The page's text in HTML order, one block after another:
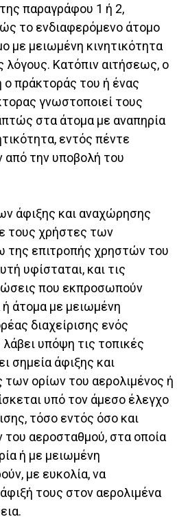
παραγράφου 1 ή 2,
το ενδιαφερόμενο άτομο
με μειωμένη κινητικότητα
λόγους. Κατόπιν αιτήσεως, ο
πράκτοράς του ή ένας
γνωστοποιεί τους
στα άτομα με αναπηρία
εντός πέντε
την υποβολή του
άφιξης και αναχώρησης
τους χρήστες των
της επιτροπής χρηστών του
υφίσταται, και τις
που εκπροσωπούν
άτομα με μειωμένη
διαχείρισης ενός
υπόψη τις τοπικές
σημεία άφιξης και
ορίων του αερολιμένος ή
υπό τον άμεσο έλεγχο
τόσο εντός όσο και
του αεροσταθμού, στα οποία
ή με μειωμένη
με ευκολία, να
τους στον αερολιμένα